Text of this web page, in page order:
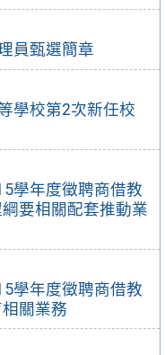
員甄選簡章
學校第2次新任校
學年度徵聘商借教
要相關配套推動業
學年度徵聘商借教
關業務